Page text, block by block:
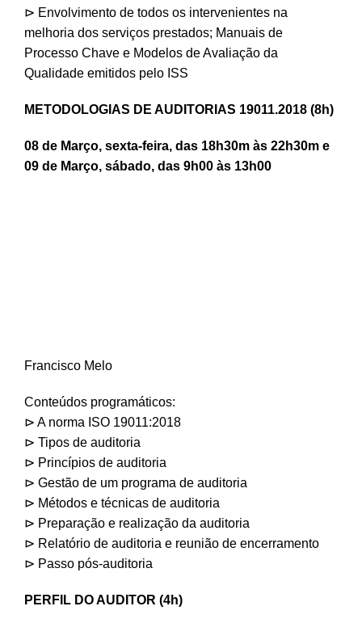
⊳ Envolvimento de todos os intervenientes na
melhoria dos serviços prestados; Manuais de
Processo Chave e Modelos de Avaliação da
Qualidade emitidos pelo ISS
METODOLOGIAS DE AUDITORIAS 19011.2018 (8h)
08 de Março, sexta-feira, das 18h30m às 22h30m e
09 de Março, sábado, das 9h00 às 13h00
Francisco Melo
Conteúdos programáticos:
⊳ A norma ISO 19011:2018
⊳ Tipos de auditoria
⊳ Princípios de auditoria
⊳ Gestão de um programa de auditoria
⊳ Métodos e técnicas de auditoria
⊳ Preparação e realização da auditoria
⊳ Relatório de auditoria e reunião de encerramento
⊳ Passo pós-auditoria
PERFIL DO AUDITOR (4h)